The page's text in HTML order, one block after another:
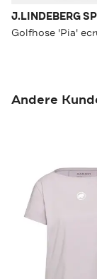
Golfhose 'Pia'
Andere